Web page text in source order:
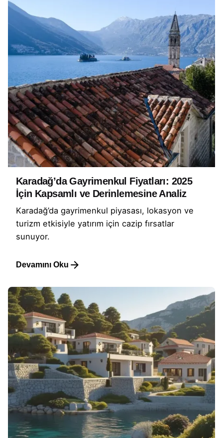
Karadağ’da Gayrimenkul Fiyatları: 2025
İçin Kapsamlı ve Derinlemesine Analiz
Karadağ’da gayrimenkul piyasası, lokasyon ve
turizm etkisiyle yatırım için cazip fırsatlar
sunuyor.
Devamını Oku